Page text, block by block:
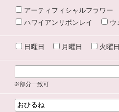
アーティフィシャルフラワー
ハワイアンリボンレイ
ウ
日曜日 月曜日 火曜日
※部分一致可